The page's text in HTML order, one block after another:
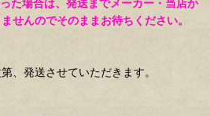
た場合は、発送までメーカー・当店か
せんのでそのままお待ちください。
、発送させていただきます。